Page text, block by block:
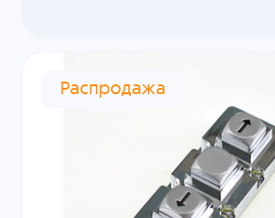
Распродажа